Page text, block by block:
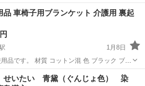
以下 女性は155cmー165cm 体重 55kg
町駅 その他
品 車椅子用ブランケット 介護用 裏起
1月8日
混 色 ブラック ブラ
防寒, 保温, ポータブル, スキンフレンドリ
シンプル 対象年齢 大人 厚手のキルトや起
町駅 その他 車椅子
いたい 青黛（ぐんじょ色） 染